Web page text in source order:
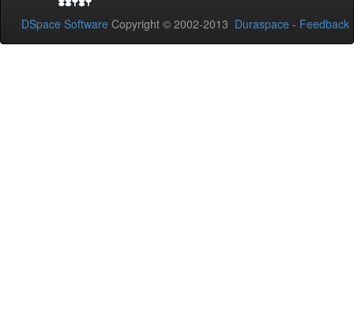
DSpace Software Copyright © 2002-2013 Duraspace - Feedback